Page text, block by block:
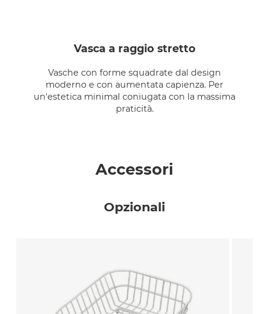
vasca a raggio stretto
Vasche con forme squadrate dal design
moderno e con aumentata capienza. Per
un'estetica minimal coniugata con la massima
praticità.
Accessori
Opzionali